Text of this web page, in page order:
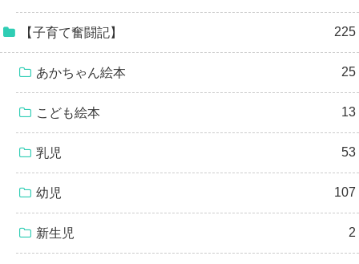
【子育て奮闘記】 225
あかちゃん絵本 25
こども絵本 13
乳児 53
幼児 107
新生児 2